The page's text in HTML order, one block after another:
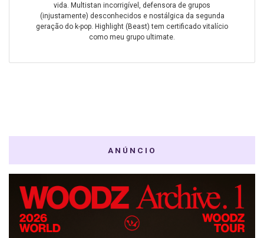
vida. Multistan incorrigível, defensora de grupos
(injustamente) desconhecidos e nostálgica da segunda
geração do k-pop. Highlight (Beast) tem certificado vitalício
como meu grupo ultimate.
ANÚNCIO